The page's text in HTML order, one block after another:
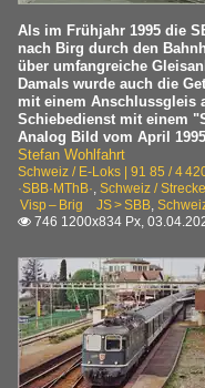
Als im Frühjahr 1995 die
nach Birg durch den
über umfangreiche
Damals wurde auch die
mit einem Anschlussgleis
Schiebedienst mit einem
Analog Bild vom April 1995
Stefan Wohlfahrt
Schweiz / E-Loks | 91 85 /
·SBB·MThB·, Schweiz /
Visp – Brig JS > SBB,
 746 1200x834 Px,